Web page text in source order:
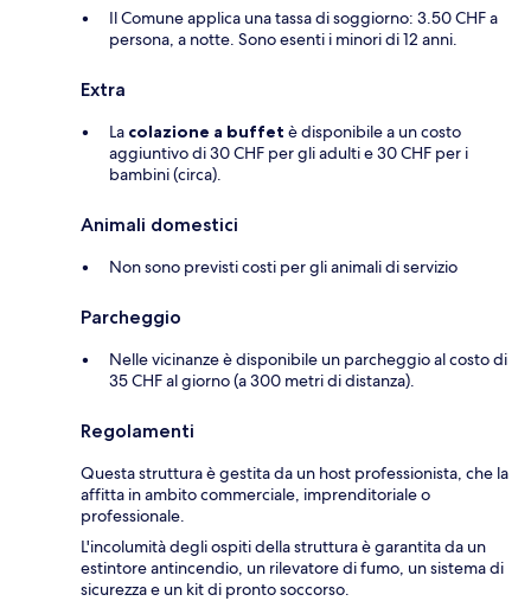
Il Comune applica una tassa di soggiorno: 3.50 CHF a
persona, a notte. Sono esenti i minori di 12 anni.
Extra
La colazione a buffet è disponibile a un costo
aggiuntivo di 30 CHF per gli adulti e 30 CHF per i
bambini (circa).
Animali domestici
Non sono previsti costi per gli animali di servizio
Parcheggio
Nelle vicinanze è disponibile un parcheggio al costo di
35 CHF al giorno (a 300 metri di distanza).
Regolamenti
Questa struttura è gestita da un host professionista, che la
affitta in ambito commerciale, imprenditoriale o
professionale.
L'incolumità degli ospiti della struttura è garantita da un
estintore antincendio, un rilevatore di fumo, un sistema di
sicurezza e un kit di pronto soccorso.